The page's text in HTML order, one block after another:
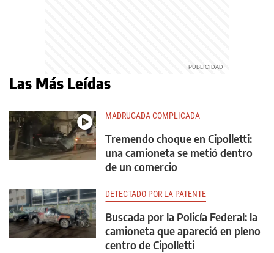
Las Más Leídas
MADRUGADA COMPLICADA
Tremendo choque en Cipolletti:
una camioneta se metió dentro
de un comercio
DETECTADO POR LA PATENTE
Buscada por la Policía Federal: la
camioneta que apareció en pleno
centro de Cipolletti